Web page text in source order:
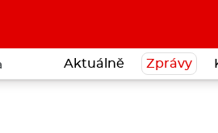
Aktuálně Zprávy